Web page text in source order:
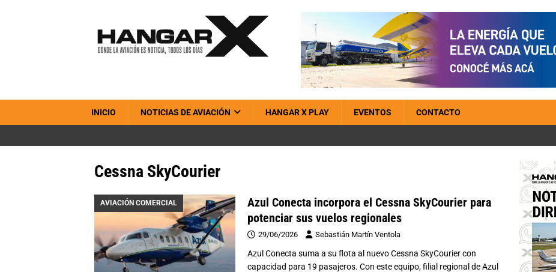
INICIO NOTICIAS DE AVIACIÓN HANGAR X PLAY EVENTOS CONTACTO
Cessna SkyCourier
AVIACIÓN COMERCIAL
Azul Conecta incorpora el Cessna SkyCourier para
potenciar sus vuelos regionales
29/06/2026 Sebastián Martín Ventola
Azul Conecta suma a su flota al nuevo Cessna SkyCourier con
capacidad para 19 pasajeros. Con este equipo, filial regional de Azul